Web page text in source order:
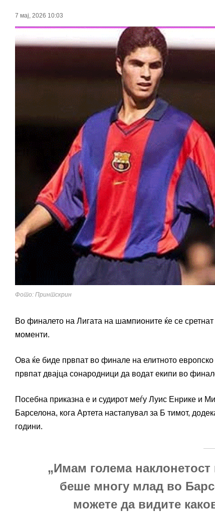
7 мај, 2026 10:03
Фото: Принтскрин
Во финалето на Лигата на шампионите ќе се
моменти.
Ова ќе биде првпат во финале на елитното
првпат двајца сонародници да водат екипи во
Посебна приказна е и судирот меѓу Луис Енрике и
Барселона, кога Артета настапувал за Б тимот,
години.
„Имам голема наклонетост
беше многу млад во
можете да видите